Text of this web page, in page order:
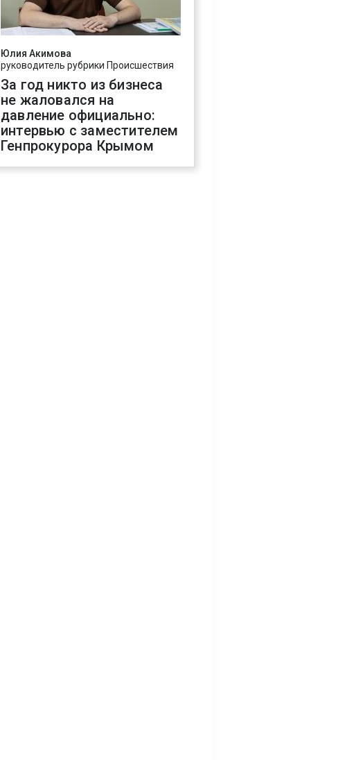
Юлия Акимова
руководитель рубрики Происшествия
За год никто из бизнеса
не жаловался на
давление официально:
интервью с заместителем
Генпрокурора Крымом